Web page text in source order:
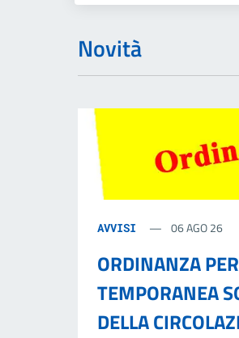
Novità
AVVISI 06 AGO 26
ORDINANZA
TEMPORANEA
DELLA